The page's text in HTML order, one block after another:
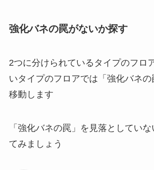
強化バネの罠がないか探す
2つに分けられているタイプのフロ
いタイプのフロアでは「強化バネの
移動します
「強化バネの罠」を見落としてい
てみましょう